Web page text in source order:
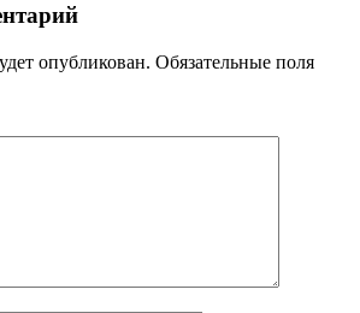
опубликован. Обязательные поля